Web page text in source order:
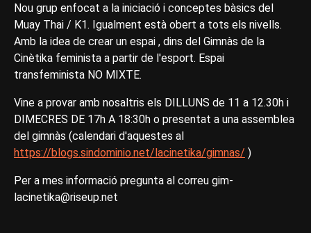
Nou grup enfocat a la iniciació i conceptes bàsics del
Muay Thai / K1. Igualment està obert a tots els nivells.
Amb la idea de crear un espai , dins del Gimnàs de la
Cinètika feminista a partir de l'esport. Espai
transfeminista NO MIXTE.
Vine a provar amb nosaltris els DILLUNS de 11 a 12.30h i
DIMECRES DE 17h A 18:30h o presentat a una assemblea
del gimnàs (calendari d'aquestes al
https://blogs.sindominio.net/lacinetika/gimnas/ )
Per a mes informació pregunta al correu gim-
lacinetika@riseup.net